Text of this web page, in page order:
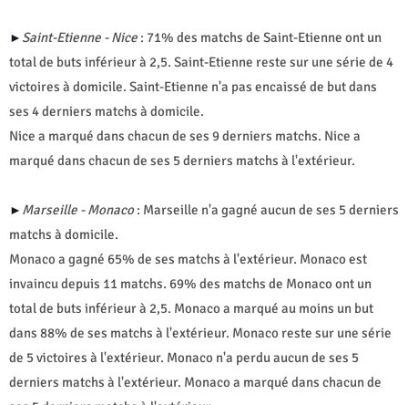
► Saint-Etienne - Nice : 71% des matchs de Saint-Etienne ont un
total de buts inférieur à 2,5. Saint-Etienne reste sur une série de 4
victoires à domicile. Saint-Etienne n'a pas encaissé de but dans
ses 4 derniers matchs à domicile.
Nice a marqué dans chacun de ses 9 derniers matchs. Nice a
marqué dans chacun de ses 5 derniers matchs à l'extérieur.
► Marseille - Monaco: Marseille n'a gagné aucun de ses 5 derniers
matchs à domicile.
Monaco a gagné 65% de ses matchs à l'extérieur. Monaco est
invaincu depuis 11 matchs. 69% des matchs de Monaco ont un
total de buts inférieur à 2,5. Monaco a marqué au moins un but
dans 88% de ses matchs à l'extérieur. Monaco reste sur une série
de 5 victoires à l'extérieur. Monaco n'a perdu aucun de ses 5
derniers matchs à l'extérieur. Monaco a marqué dans chacun de